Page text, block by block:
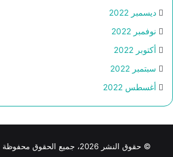
ديسمبر 2022
نوفمبر 2022
أكتوبر 2022
سبتمبر 2022
أغسطس 2022
© حقوق النشر 2026، جميع الحقوق محفوظة |